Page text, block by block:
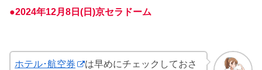
●2024年12月8日(日)京セラドーム
ホテル･航空券
は早めにチェックしておさ